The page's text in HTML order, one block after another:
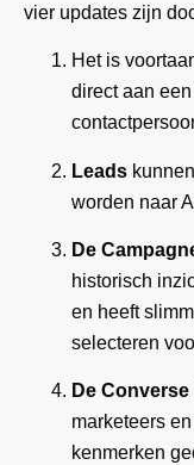
vier updates zijn
Het is
direct aan
Leads
worden naar
De
historisch
en heeft
selecteren
De
marketeers
kenmerken